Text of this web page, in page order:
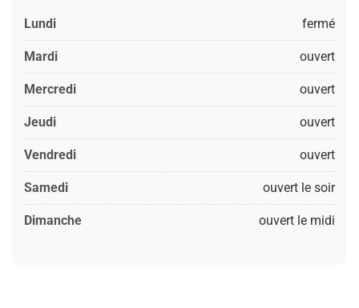
Lundi fermé
Mardi ouvert
Mercredi ouvert
Jeudi ouvert
Vendredi ouvert
Samedi ouvert le soir
Dimanche ouvert le midi